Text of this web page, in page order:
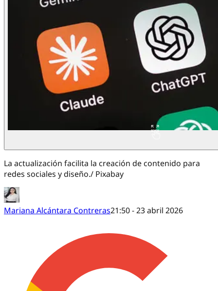
La actualización facilita la creación de contenido para
redes sociales y diseño./ Pixabay
Mariana Alcántara Contreras21:50 - 23 abril 2026